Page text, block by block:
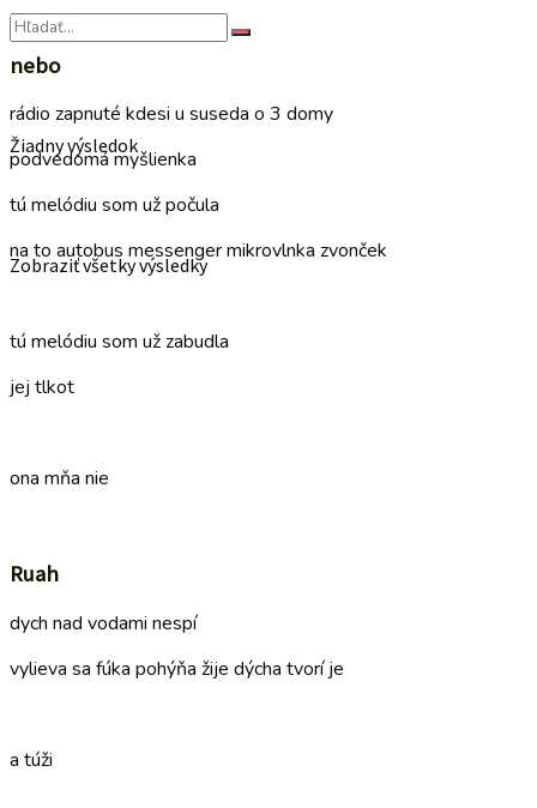
Žiadny výsledok
Zobraziť všetky výsledky
–
nebo
rádio zapnuté kdesi u suseda o 3 domy
podvedomá myšlienka
tú melódiu som už počula
na to autobus messenger mikrovlnka zvonček
tú melódiu som už zabudla
jej tlkot
ona mňa nie
Ruah
dych nad vodami nespí
vylieva sa fúka pohýňa žije dýcha tvorí je
a túži